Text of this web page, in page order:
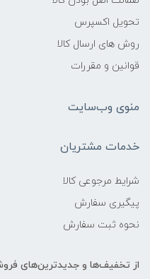
تحویل اکسپرس
روش های ارسال کالا
قوانین و مقررات
منوی وب‌سایت
خدمات مشتریان
شرایط مرجوعی کالا
پیگیری سفارش
نحوه ثبت سفارش
از تخفیف‌ها و جدیدترین‌های